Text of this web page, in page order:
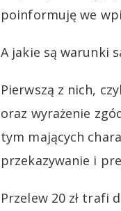
poinformuję we
A jakie są warunki
Pierwszą z nich,
oraz wyrażenie
tym mających
przekazywanie i
Przelew 20 zł trafi